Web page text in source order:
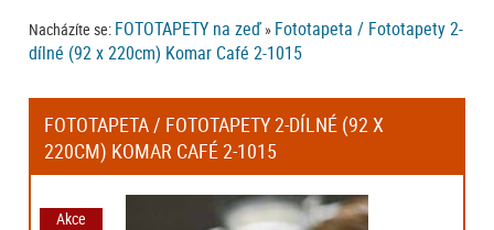
Nacházíte se: FOTOTAPETY na zeď » Fototapeta / Fototapety 2-
dílné (92 x 220cm) Komar Café 2-1015
FOTOTAPETA / FOTOTAPETY 2-DÍLNÉ (92 X
220CM) KOMAR CAFÉ 2-1015
Akce